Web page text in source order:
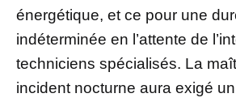
énergétique, et ce pour une
indéterminée en l’attente de
techniciens spécialisés. La
incident nocturne aura exigé